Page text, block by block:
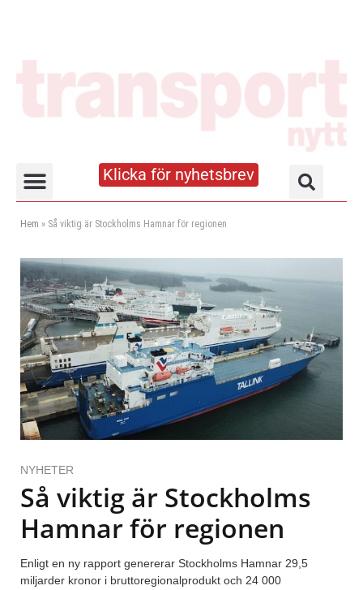
Klicka för nyhetsbrev
Hem » Så viktig är Stockholms Hamnar för regionen
NYHETER
Så viktig är Stockholms
Hamnar för regionen
Enligt en ny rapport genererar Stockholms Hamnar 29,5
miljarder kronor i bruttoregionalprodukt och 24 000